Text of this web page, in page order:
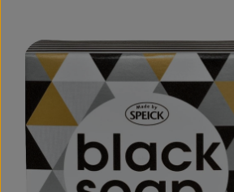
Ökokisten
Obst & Gemüse
Frisches
Angebote